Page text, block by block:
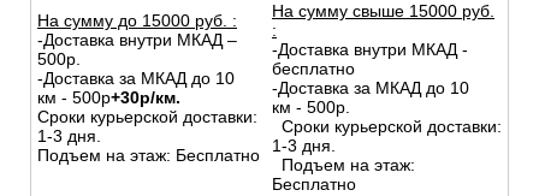
На сумму до 15000 руб. :
-Доставка внутри МКАД –
500р.
-Доставка за МКАД до 10
км - 500р+30р/км.
Сроки курьерской доставки:
1-3 дня.
Подъем на этаж: Бесплатно
На сумму свыше 15000 руб.
:
-Доставка внутри МКАД -
бесплатно
-Доставка за МКАД до 10
км - 500р.
Сроки курьерской доставки:
1-3 дня.
Подъем на этаж:
Бесплатно